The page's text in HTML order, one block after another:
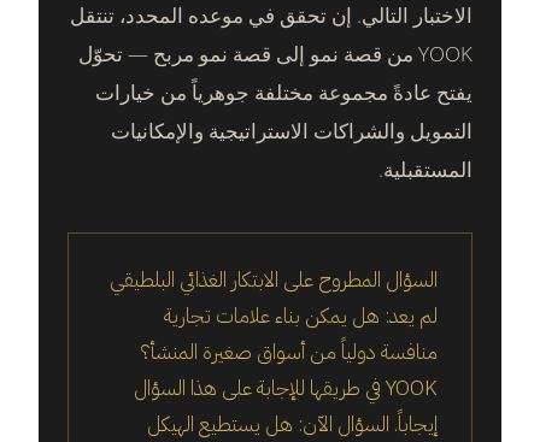
الاختبار التالي. إن تحقق في موعده المحدد، تنتقل
YOOK من قصة نمو إلى قصة نمو مربح — تحوّل
يفتح عادةً مجموعة مختلفة جوهرياً من خيارات
التمويل والشراكات الاستراتيجية والإمكانيات
المستقبلية.
السؤال المطروح على الابتكار الغذائي البلطيقي
لم يعد: هل يمكن بناء علامات تجارية
منافسة دولياً من أسواق صغيرة المنشأ؟
YOOK في طريقها للإجابة على هذا السؤال
إيجاباً. السؤال الآن: هل يستطيع الهيكل